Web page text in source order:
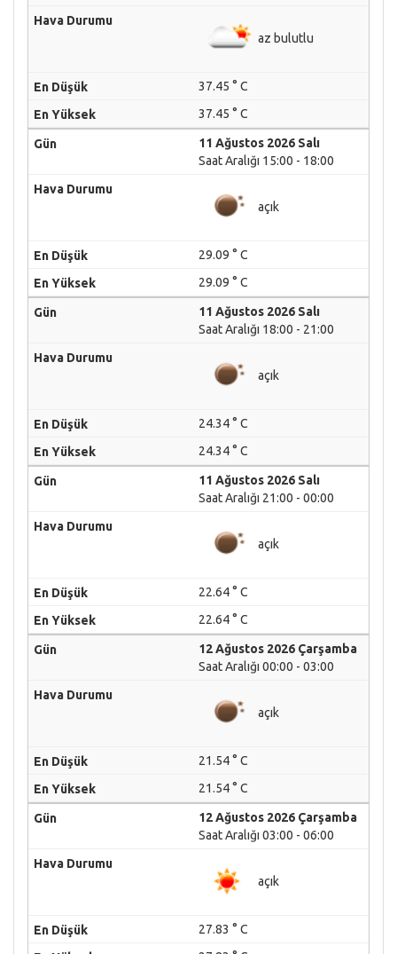
az bulutlu
37.45 ° C
37.45 ° C
11 Ağustos 2026 Salı
Saat Aralığı 15:00 - 18:00
açık
29.09 ° C
29.09 ° C
11 Ağustos 2026 Salı
Saat Aralığı 18:00 - 21:00
açık
24.34 ° C
24.34 ° C
11 Ağustos 2026 Salı
Saat Aralığı 21:00 - 00:00
açık
22.64 ° C
22.64 ° C
12 Ağustos 2026 Çarşamba
Saat Aralığı 00:00 - 03:00
açık
21.54 ° C
21.54 ° C
12 Ağustos 2026 Çarşamba
Saat Aralığı 03:00 - 06:00
açık
27.83 ° C